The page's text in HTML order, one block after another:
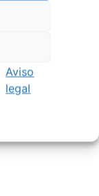
Aviso
legal